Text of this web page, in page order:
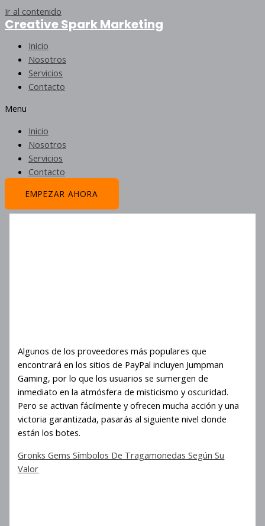
Ir al contenido
Creative Spark Marketing
Inicio
Nosotros
Servicios
Contacto
Menu
Inicio
Nosotros
Servicios
Contacto
EMPEZAR AHORA
Algunos de los proveedores más populares que
encontrará en los sitios de PayPal incluyen Jumpman
Gaming, por lo que los usuarios se sumergen de
inmediato en la atmósfera de misticismo y oscuridad.
Pero se activan fácilmente y ofrecen mucha acción y una
victoria garantizada, pasarás al siguiente nivel donde
están los botes.
Gronks Gems Símbolos De Tragamonedas Según Su
Valor